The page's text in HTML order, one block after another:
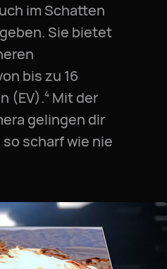
im Schatten
Sie bietet
bis zu 16
(EV).4Mit der
gelingen dir
scharf wie nie